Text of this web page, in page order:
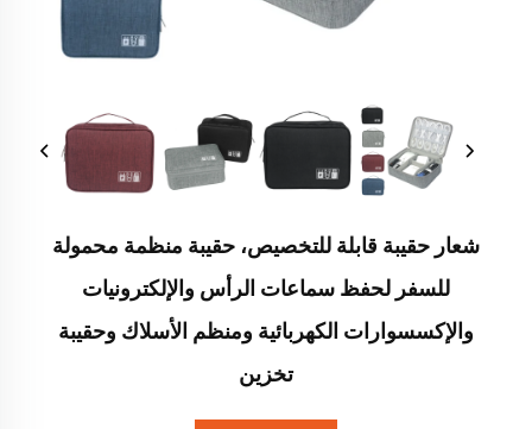
شعار حقيبة قابلة للتخصيص، حقيبة منظمة محمولة
للسفر لحفظ سماعات الرأس والإلكترونيات
والإكسسوارات الكهربائية ومنظم الأسلاك وحقيبة
تخزين